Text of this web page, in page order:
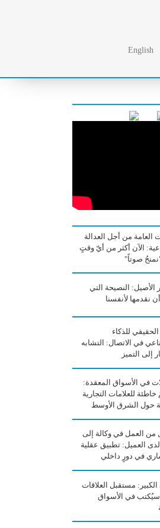
English
العامة من أجل العدالة
الآن أكثر من أيّ وقتٍ
صوتاً"
الأصيل: النصيحة التي
نقدمها لأنفسنا
للذكاء
في الاتصال: التشابه
إلى التميز
في الأسواق المعقدة:
خاطئة للعلامات التجارية
حول الشرق الأوسط
من العمل في وكالة إلى
لدى العميل: تطبيق عقلية
في دورٍ داخلي
الكبير: مستقبل العلاقات
سيُكتب في الأسواق